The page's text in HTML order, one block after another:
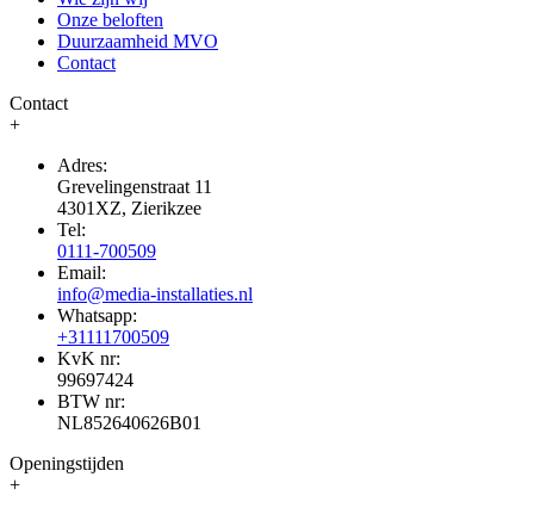
Onze beloften
Duurzaamheid MVO
Contact
Contact
+
Adres:
Grevelingenstraat 11
4301XZ, Zierikzee
Tel:
0111-700509
Email:
info@media-installaties.nl
Whatsapp:
+31111700509
KvK nr:
99697424
BTW nr:
NL852640626B01
Openingstijden
+